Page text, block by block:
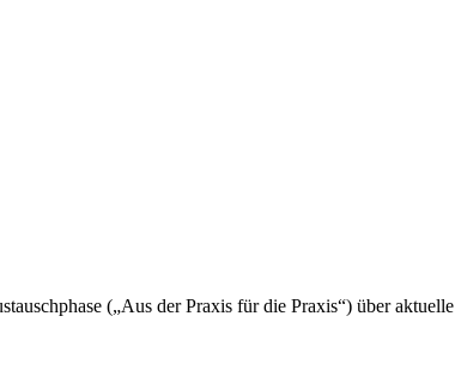
(„Aus der Praxis für die Praxis“) über aktuelle